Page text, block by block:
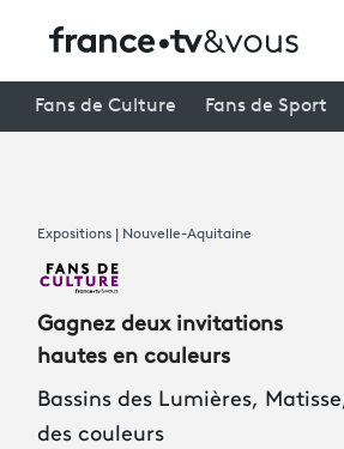
Creators
À la une
Participer et assister à une émission
À votre écoute
Fans de Culture Fans de Sport
Expositions | Nouvelle-Aquitaine
Gagnez deux invitations
hautes en couleurs
Bassins des Lumières,
des couleurs